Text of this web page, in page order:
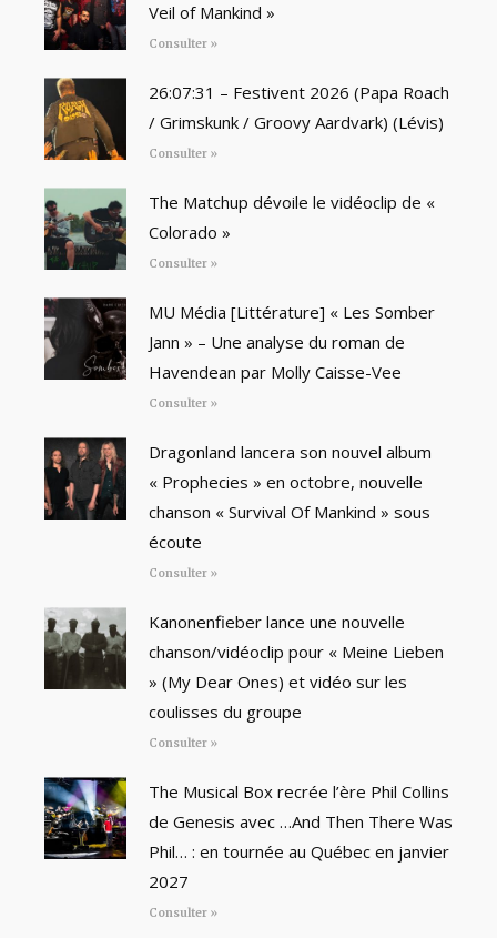
Veil of Mankind »
Consulter »
26:07:31 – Festivent 2026 (Papa Roach
/ Grimskunk / Groovy Aardvark) (Lévis)
Consulter »
The Matchup dévoile le vidéoclip de «
Colorado »
Consulter »
MU Média [Littérature] « Les Somber
Jann » – Une analyse du roman de
Havendean par Molly Caisse-Vee
Consulter »
Dragonland lancera son nouvel album
« Prophecies » en octobre, nouvelle
chanson « Survival Of Mankind » sous
écoute
Consulter »
Kanonenfieber lance une nouvelle
chanson/vidéoclip pour « Meine Lieben
» (My Dear Ones) et vidéo sur les
coulisses du groupe
Consulter »
The Musical Box recrée l’ère Phil Collins
de Genesis avec …And Then There Was
Phil… : en tournée au Québec en janvier
2027
Consulter »